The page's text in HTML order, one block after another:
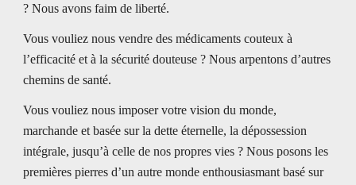
? Nous avons faim de liberté.
Vous vouliez nous vendre des médicaments couteux à
l’efficacité et à la sécurité douteuse ? Nous arpentons d’autres
chemins de santé.
Vous vouliez nous imposer votre vision du monde,
marchande et basée sur la dette éternelle, la dépossession
intégrale, jusqu’à celle de nos propres vies ? Nous posons les
premières pierres d’un autre monde enthousiasmant basé sur